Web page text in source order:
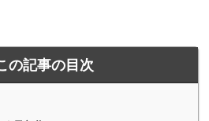
の記事の目次